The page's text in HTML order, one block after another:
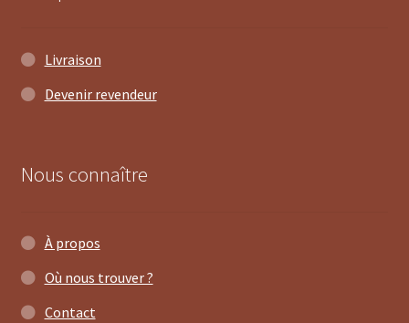
Livraison
Devenir revendeur
Nous connaître
À propos
Où nous trouver ?
Contact